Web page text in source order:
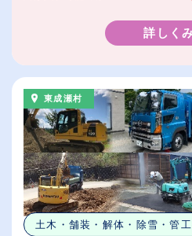
詳しく
東成瀬村
土木・舗装・解体・除雪・管